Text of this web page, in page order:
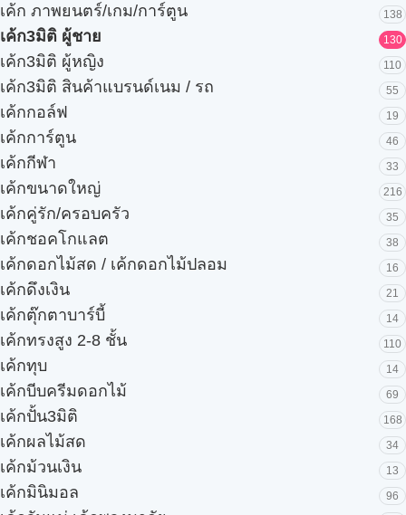
เค้ก ภาพยนตร์/เกม/การ์ตูน 138
เค้ก3มิติ ผู้ชาย 130
เค้ก3มิติ ผู้หญิง 110
เค้ก3มิติ สินค้าแบรนด์เนม / รถ 55
เค้กกอล์ฟ 19
เค้กการ์ตูน 46
เค้กกีฬา 33
เค้กขนาดใหญ่ 216
เค้กคู่รัก/ครอบครัว 35
เค้กชอคโกแลต 38
เค้กดอกไม้สด / เค้กดอกไม้ปลอม 16
เค้กดึงเงิน 21
เค้กตุ๊กตาบาร์บี้ 14
เค้กทรงสูง 2-8 ชั้น 110
เค้กทุบ 14
เค้กบีบครีมดอกไม้ 69
เค้กปั้น3มิติ 168
เค้กผลไม้สด 34
เค้กม้วนเงิน 13
เค้กมินิมอล 96